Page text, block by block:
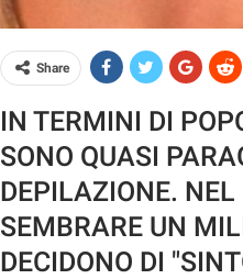
Share
IN TERMINI DI
SONO QUASI
DEPILAZIONE.
SEMBRARE UN
DECIDONO DI